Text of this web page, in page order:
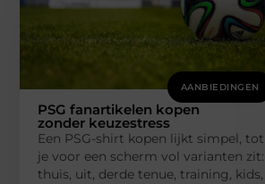
AANBIEDINGEN
PSG fanartikelen kopen
zonder keuzestress
Een PSG-shirt kopen lijkt simpel, tot
je voor een scherm vol varianten zit:
thuis, uit, derde tenue, training, kids,